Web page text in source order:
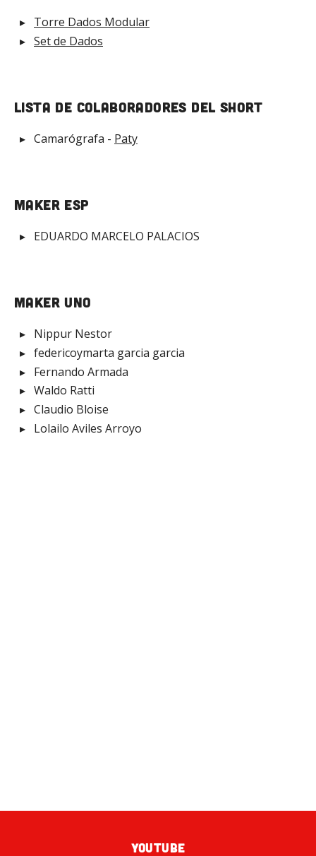
Torre Dados Modular
Set de Dados
Lista de Colaboradores del short
Camarógrafa - Paty
Maker ESP
EDUARDO MARCELO PALACIOS
Maker Uno
Nippur Nestor
federicoymarta garcia garcia
Fernando Armada
Waldo Ratti
Claudio Bloise
Lolailo Aviles Arroyo
YOUTUBE